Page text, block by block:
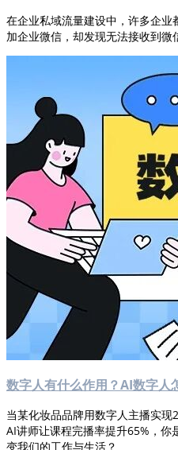
在企业私域流量建设中，许多企
加企业微信，却发现无法接收到微
数字人有什么作用？AI数字人
当某化妆品品牌用数字人主播实
AI讲师让课程完播率提升65%，你
变我们的工作与生活？